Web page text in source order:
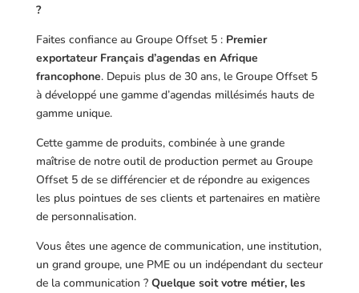
?
Faites confiance au Groupe Offset 5 : Premier
exportateur Français d’agendas en Afrique
francophone. Depuis plus de 30 ans, le Groupe Offset 5
à développé une gamme d’agendas millésimés hauts de
gamme unique.
Cette gamme de produits, combinée à une grande
maîtrise de notre outil de production permet au Groupe
Offset 5 de se différencier et de répondre au exigences
les plus pointues de ses clients et partenaires en matière
de personnalisation.
Vous êtes une agence de communication, une institution,
un grand groupe, une PME ou un indépendant du secteur
de la communication ? Quelque soit votre métier, les